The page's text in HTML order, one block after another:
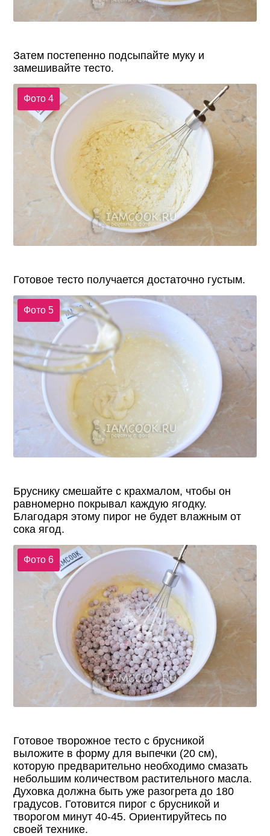
Затем постепенно подсыпайте муку и
замешивайте тесто.
Фото 4
Готовое тесто получается достаточно густым.
Фото 5
Бруснику смешайте с крахмалом, чтобы он
равномерно покрывал каждую ягодку.
Благодаря этому пирог не будет влажным от
сока ягод.
Фото 6
Готовое творожное тесто с брусникой
выложите в форму для выпечки (20 см),
которую предварительно необходимо смазать
небольшим количеством растительного масла.
Духовка должна быть уже разогрета до 180
градусов. Готовится пирог с брусникой и
творогом минут 40-45. Ориентируйтесь по
своей технике.